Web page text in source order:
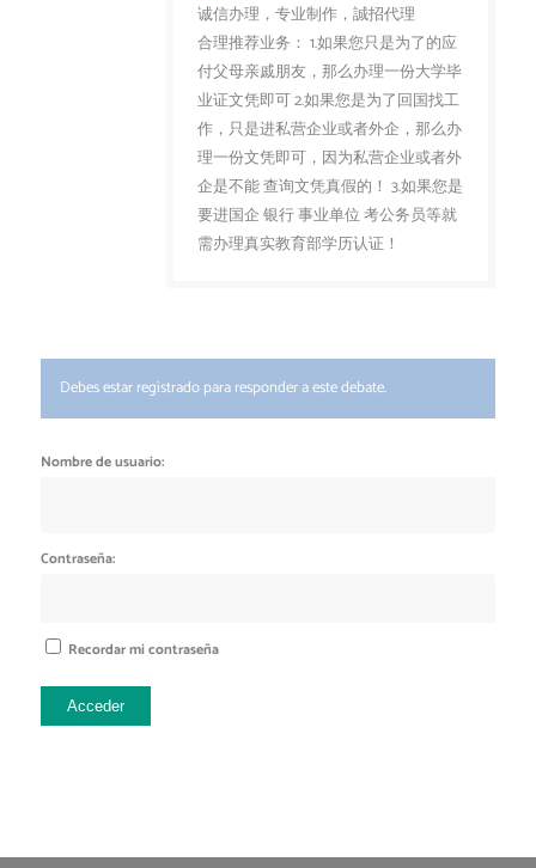
诚信办理，专业制作，誠招代理
合理推荐业务： 1.如果您只是为了的应
付父母亲戚朋友，那么办理一份大学毕
业证文凭即可 2.如果您是为了回国找工
作，只是进私营企业或者外企，那么办
理一份文凭即可，因为私营企业或者外
企是不能 查询文凭真假的！ 3.如果您是
要进国企 银行 事业单位 考公务员等就
需办理真实教育部学历认证！
Debes estar registrado para responder a este debate.
Nombre de usuario:
Contraseña:
Recordar mi contraseña
Acceder